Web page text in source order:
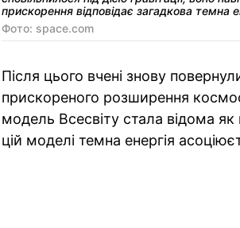
прискорення відповідає загадкова темна
Фото: space.com
Після цього вчені знову
прискореного розширення
модель Всесвіту стала відома
цій моделі темна енергія